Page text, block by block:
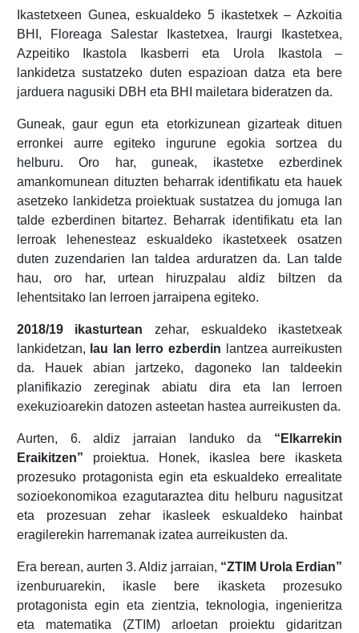
Ikastetxeen Gunea, eskualdeko 5 ikastetxek – Azkoitia
BHI, Floreaga Salestar Ikastetxea, Iraurgi Ikastetxea,
Azpeitiko Ikastola Ikasberri eta Urola Ikastola –
lankidetza sustatzeko duten espazioan datza eta bere
jarduera nagusiki DBH eta BHI mailetara bideratzen da.
Guneak, gaur egun eta etorkizunean gizarteak dituen
erronkei aurre egiteko ingurune egokia sortzea du
helburu. Oro har, guneak, ikastetxe ezberdinek
amankomunean dituzten beharrak identifikatu eta hauek
asetzeko lankidetza proiektuak sustatzea du jomuga lan
talde ezberdinen bitartez. Beharrak identifikatu eta lan
lerroak lehenesteaz eskualdeko ikastetxeek osatzen
duten zuzendarien lan taldea arduratzen da. Lan talde
hau, oro har, urtean hiruzpalau aldiz biltzen da
lehentsitako lan lerroen jarraipena egiteko.
2018/19 ikasturtean zehar, eskualdeko ikastetxeak
lankidetzan, lau lan lerro ezberdin lantzea aurreikusten
da. Hauek abian jartzeko, dagoneko lan taldeekin
planifikazio zereginak abiatu dira eta lan lerroen
exekuzioarekin datozen asteetan hastea aurreikusten da.
Aurten, 6. aldiz jarraian landuko da “Elkarrekin
Eraikitzen” proiektua. Honek, ikaslea bere ikasketa
prozesuko protagonista egin eta eskualdeko errealitate
sozioekonomikoa ezagutaraztea ditu helburu nagusitzat
eta prozesuan zehar ikasleek eskualdeko hainbat
eragilerekin harremanak izatea aurreikusten da.
Era berean, aurten 3. Aldiz jarraian, “ZTIM Urola Erdian”
izenburuarekin, ikasle bere ikasketa prozesuko
protagonista egin eta zientzia, teknologia, ingenieritza
eta matematika (ZTIM) arloetan proiektu gidaritzan